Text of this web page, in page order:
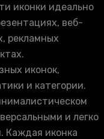
иконки идеально
веб-
рекламных
иконок,
и категории.
и легко
Каждая иконка